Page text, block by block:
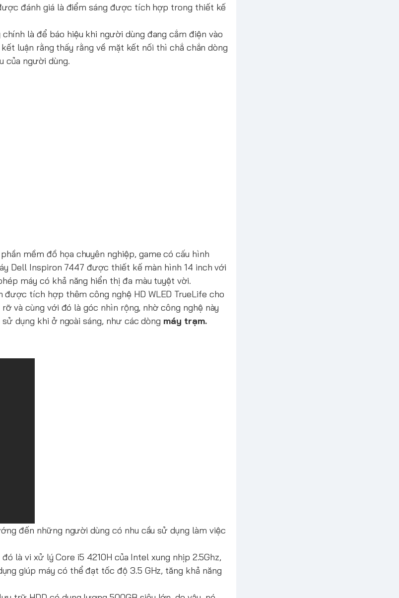
đánh giá là điểm sáng được tích hợp trong thiết kế
là để báo hiệu khi người dùng đang cắm điện vào
luận rằng thấy rằng về mặt kết nối thì chắ chắn dòng
của người dùng.
mềm đồ họa chuyên nghiệp, game có cấu hình
Dell Inspiron 7447 được thiết kế màn hình 14 inch với
máy có khả năng hiển thị đa màu tuyệt vời.
được tích hợp thêm công nghệ HD WLED TrueLife cho
và cùng với đó là góc nhìn rộng, nhờ công nghệ này
dụng khi ở ngoài sáng, như các dòng máy trạm.
đến những người dùng có nhu cầu sử dụng làm việc
là vi xử lý Core i5 4210H của Intel xung nhịp 2.5Ghz,
giúp máy có thể đạt tốc độ 3.5 GHz, tăng khả năng